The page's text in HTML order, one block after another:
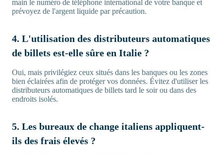
main le numéro de téléphone international de votre banque et
prévoyez de l'argent liquide par précaution.
4. L'utilisation des distributeurs automatiques
de billets est-elle sûre en Italie ?
Oui, mais privilégiez ceux situés dans les banques ou les zones
bien éclairées afin de protéger vos données. Évitez d'utiliser les
distributeurs automatiques de billets tard le soir ou dans des
endroits isolés.
5. Les bureaux de change italiens appliquent-
ils des frais élevés ?